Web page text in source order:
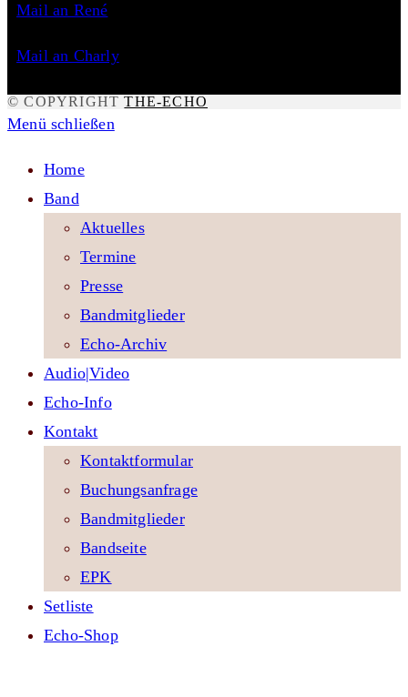
Mail an René
Mail an Charly
© COPYRIGHTTHE-ECHO
Menü schließen
Home
Band
Aktuelles
Termine
Presse
Bandmitglieder
Echo-Archiv
Audio|Video
Echo-Info
Kontakt
Kontaktformular
Buchungsanfrage
Bandmitglieder
Bandseite
EPK
Setliste
Echo-Shop